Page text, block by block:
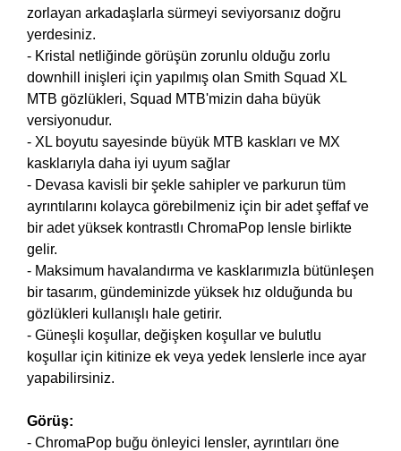
zorlayan arkadaşlarla sürmeyi seviyorsanız doğru
yerdesiniz.
- Kristal netliğinde görüşün zorunlu olduğu zorlu
downhill inişleri için yapılmış olan Smith Squad XL
MTB gözlükleri, Squad MTB'mizin daha büyük
versiyonudur.
- XL boyutu sayesinde büyük MTB kaskları ve MX
kasklarıyla daha iyi uyum sağlar
- Devasa kavisli bir şekle sahipler ve parkurun tüm
ayrıntılarını kolayca görebilmeniz için bir adet şeffaf ve
bir adet yüksek kontrastlı ChromaPop lensle birlikte
gelir.
- Maksimum havalandırma ve kasklarımızla bütünleşen
bir tasarım, gündeminizde yüksek hız olduğunda bu
gözlükleri kullanışlı hale getirir.
- Güneşli koşullar, değişken koşullar ve bulutlu
koşullar için kitinize ek veya yedek lenslerle ince ayar
yapabilirsiniz.
Görüş:
- ChromaPop buğu önleyici lensler, ayrıntıları öne